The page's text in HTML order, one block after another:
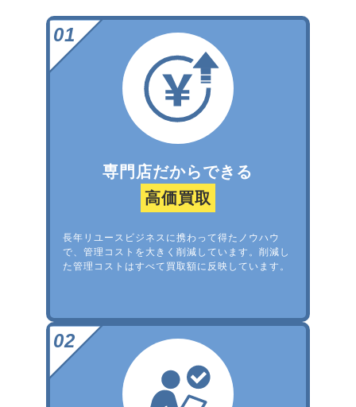
専門店だからできる
高価買取
長年リユースビジネスに携わって得たノウハウ
で、管理コストを大きく削減しています。削減し
た管理コストはすべて買取額に反映しています。